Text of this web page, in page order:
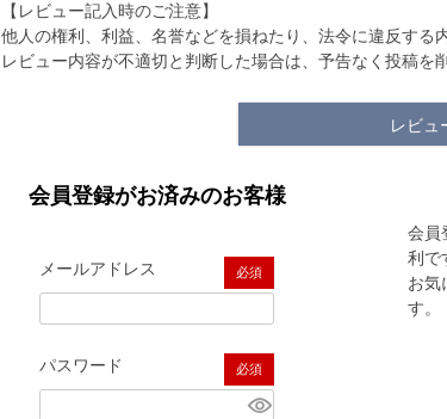
【レビュー記入時のご注意】
他人の権利、利益、名誉などを損ねたり、法令に違反す
レビュー内容が不適切と判断した場合は、予告なく投稿を
レビュ
会員登録がお済みのお客様
メールアドレス
(必須)
パスワード
(必須)
会員
利で
お気
す。